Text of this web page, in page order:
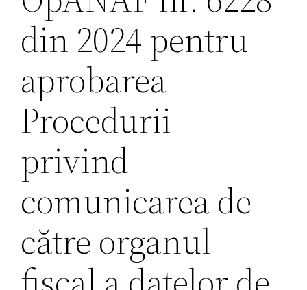
din 2024 pentru
aprobarea
Procedurii
privind
comunicarea de
către organul